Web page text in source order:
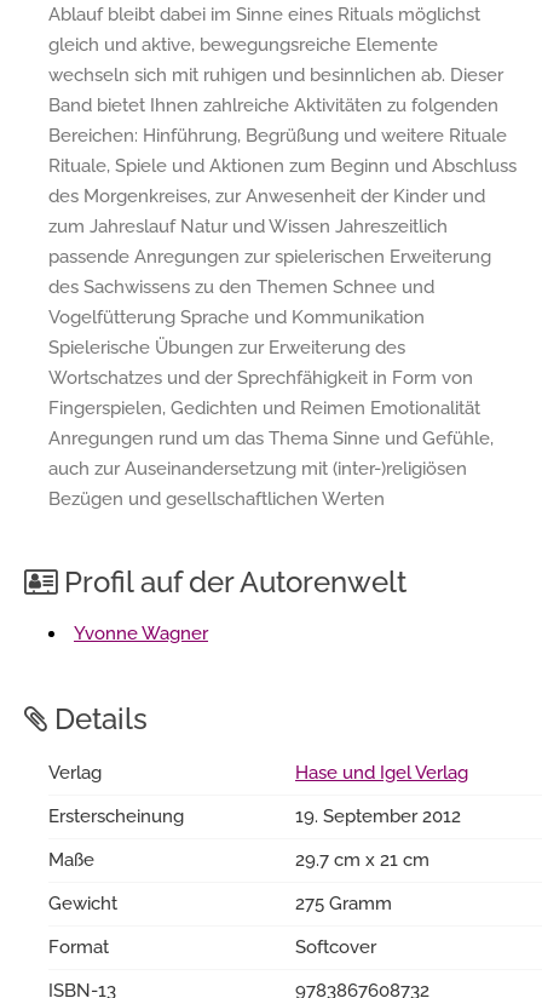
Ablauf bleibt dabei im Sinne eines Rituals möglichst
gleich und aktive, bewegungsreiche Elemente
wechseln sich mit ruhigen und besinnlichen ab. Dieser
Band bietet Ihnen zahlreiche Aktivitäten zu folgenden
Bereichen: Hinführung, Begrüßung und weitere Rituale
Rituale, Spiele und Aktionen zum Beginn und Abschluss
des Morgenkreises, zur Anwesenheit der Kinder und
zum Jahreslauf Natur und Wissen Jahreszeitlich
passende Anregungen zur spielerischen Erweiterung
des Sachwissens zu den Themen Schnee und
Vogelfütterung Sprache und Kommunikation
Spielerische Übungen zur Erweiterung des
Wortschatzes und der Sprechfähigkeit in Form von
Fingerspielen, Gedichten und Reimen Emotionalität
Anregungen rund um das Thema Sinne und Gefühle,
auch zur Auseinandersetzung mit (inter-)religiösen
Bezügen und gesellschaftlichen Werten
Profil auf der Autorenwelt
Yvonne Wagner
Details
Verlag
Hase und Igel Verlag
Ersterscheinung
19. September 2012
Maße
29.7 cm x 21 cm
Gewicht
275 Gramm
Format
Softcover
ISBN-13
9783867608732